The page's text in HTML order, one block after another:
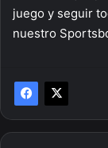
juego y seguir
nuestro